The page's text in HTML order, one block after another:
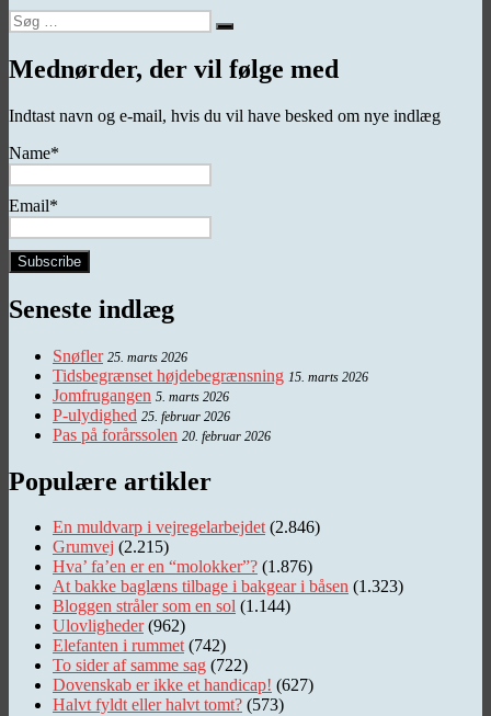
Søg
efter:
Søg
Mednørder, der vil følge med
Indtast navn og e-mail, hvis du vil have besked om nye indlæg
Name*
Email*
Seneste indlæg
Snøfler 25. marts 2026
Tidsbegrænset højdebegrænsning 15. marts 2026
Jomfrugangen 5. marts 2026
P-ulydighed 25. februar 2026
Pas på forårssolen 20. februar 2026
Populære artikler
En muldvarp i vejregelarbejdet (2.846)
Grumvej (2.215)
Hva’ fa’en er en “molokker”? (1.876)
At bakke baglæns tilbage i bakgear i båsen (1.323)
Bloggen stråler som en sol (1.144)
Ulovligheder (962)
Elefanten i rummet (742)
To sider af samme sag (722)
Dovenskab er ikke et handicap! (627)
Halvt fyldt eller halvt tomt? (573)